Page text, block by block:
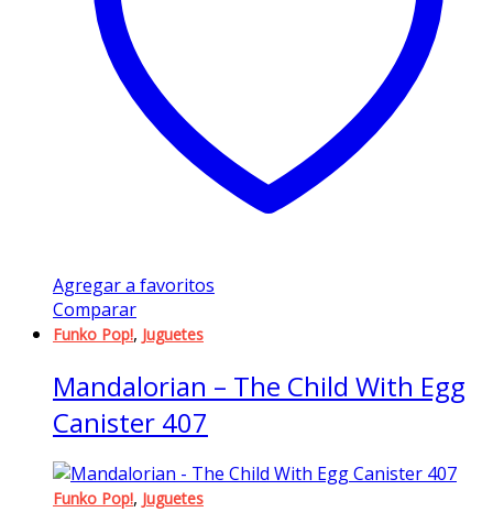
Agregar a favoritos
Comparar
Funko Pop!, Juguetes
Mandalorian – The Child With Egg
Canister 407
Funko Pop!, Juguetes